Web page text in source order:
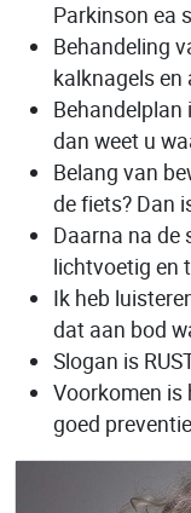
Parkinson ea
Behandeling
kalknagels en
Behandelplan
dan weet u
Belang van
de fiets? Dan
Daarna na de
lichtvoetig en
Ik heb
dat aan bod
Slogan is
Voorkomen is
goed